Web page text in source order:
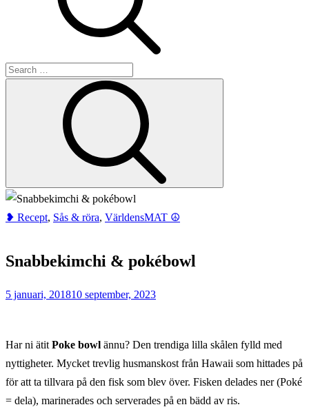
Search
Recept
&
❥ Recept, Sås & röra, VärldensMAT ☮︎
Snabbekimchi & pokébowl
5 januari, 201810 september, 2023
Har ni ätit Poke bowl ännu? Den trendiga lilla skålen fylld med
nyttigheter. Mycket trevlig husmanskost från Hawaii som hittades på
för att ta tillvara på den fisk som blev över. Fisken delades ner (Poké
= dela), marinerades och serverades på en bädd av ris.